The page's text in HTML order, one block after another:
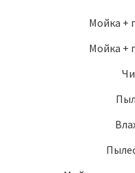
Мойка +
Мойка +